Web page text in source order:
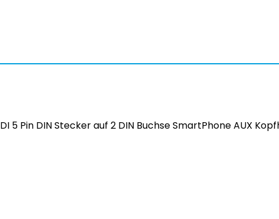
5 Pin DIN Stecker auf 2 DIN Buchse SmartPhone AUX